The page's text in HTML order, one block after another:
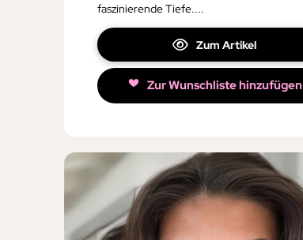
faszinierende Tiefe....
Zum Artikel
Zur Wunschliste hinzufügen